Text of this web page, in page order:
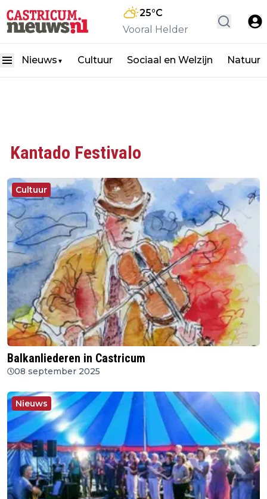
25°C
Vooral Helder
Nieuws ▼ Cultuur Sociaal en Welzijn Natuur
Kantado Festivalo
Cultuur
Balkanliederen in Castricum
08 september 2025
Nieuws